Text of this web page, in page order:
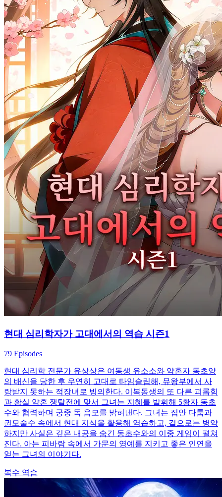
현대 심리학자가 고대에서의 역습 시즌1
79 Episodes
현대 심리학 전문가 유상상은 여동생 유소소와 약혼자 동초양
의 배신을 당한 후 우연히 고대로 타임슬립해, 뮤왕부에서 사
랑받지 못하는 적장녀로 빙의한다. 이복동생의 또 다른 괴롭힘
과 황실 약혼 쟁탈전에 맞서 그녀는 지혜를 발휘해 5황자 동초
수와 협력하며 궁중 독 음모를 밝혀낸다. 그녀는 집안 다툼과
권모술수 속에서 현대 지식을 활용해 역습하고, 겉으로는 병약
하지만 사실은 깊은 내공을 숨긴 동초수와의 이중 게임이 펼쳐
진다. 아는 피바람 속에서 가문의 영예를 지키고 좋은 인연을
얻는 그녀의 이야기다.
복수 역습